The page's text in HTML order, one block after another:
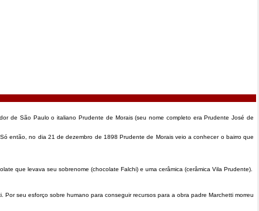
de São Paulo o italiano Prudente de Morais (seu nome completo era Prudente José de
então, no dia 21 de dezembro de 1898 Prudente de Morais veio a conhecer o bairro que
que levava seu sobrenome (chocolate Falchi) e uma cerâmica (cerâmica Vila Prudente).
seu esforço sobre humano para conseguir recursos para a obra padre Marchetti morreu